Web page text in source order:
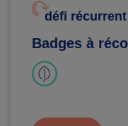
défi récurrent
Badges à